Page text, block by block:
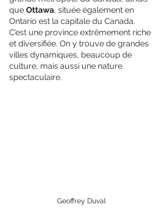
que Ottawa, située également en
Ontario est la capitale du Canada.
C’est une province extrêmement riche
et diversifiée. On y trouve de grandes
villes dynamiques, beaucoup de
culture, mais aussi une nature
spectaculaire.
Geoffrey Duval